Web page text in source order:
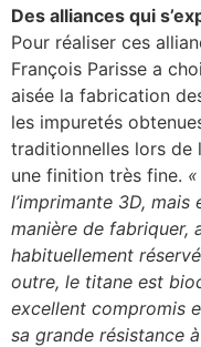
Des alliances qui
Pour réaliser ces
François Parisse a
aisée la fabrication
les impuretés
traditionnelles lors de
une finition très fine.
l’imprimante 3D,
manière de fabriquer,
habituellement
outre, le titane est
excellent compromis
sa grande résistance